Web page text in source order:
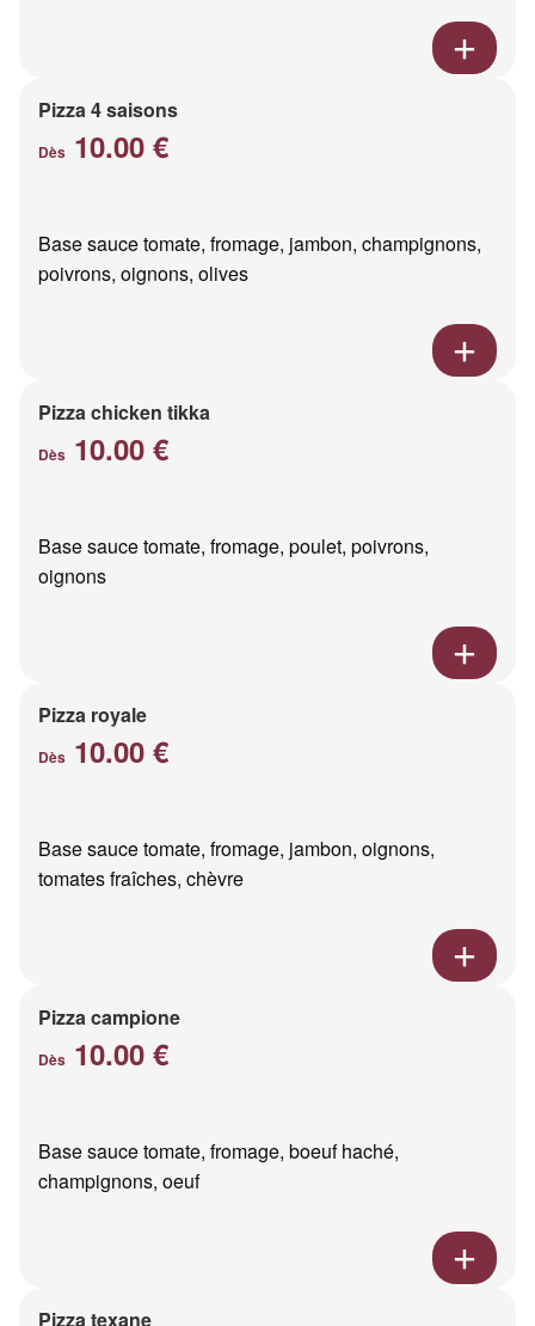
Pizza 4 saisons
Dès 10.00 €
Base sauce tomate, fromage, jambon, champignons,
poivrons, oignons, olives
Pizza chicken tikka
Dès 10.00 €
Base sauce tomate, fromage, poulet, poivrons,
oignons
Pizza royale
Dès 10.00 €
Base sauce tomate, fromage, jambon, oignons,
tomates fraîches, chèvre
Pizza campione
Dès 10.00 €
Base sauce tomate, fromage, boeuf haché,
champignons, oeuf
Pizza texane